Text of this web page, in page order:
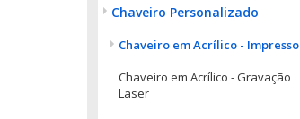
Chaveiro Personalizado
Chaveiro em Acrílico - Impresso
Chaveiro em Acrílico - Gravação
Laser